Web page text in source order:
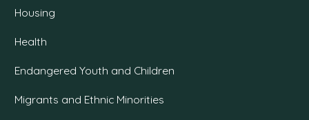
Housing
Health
Endangered Youth and Children
Migrants and Ethnic Minorities